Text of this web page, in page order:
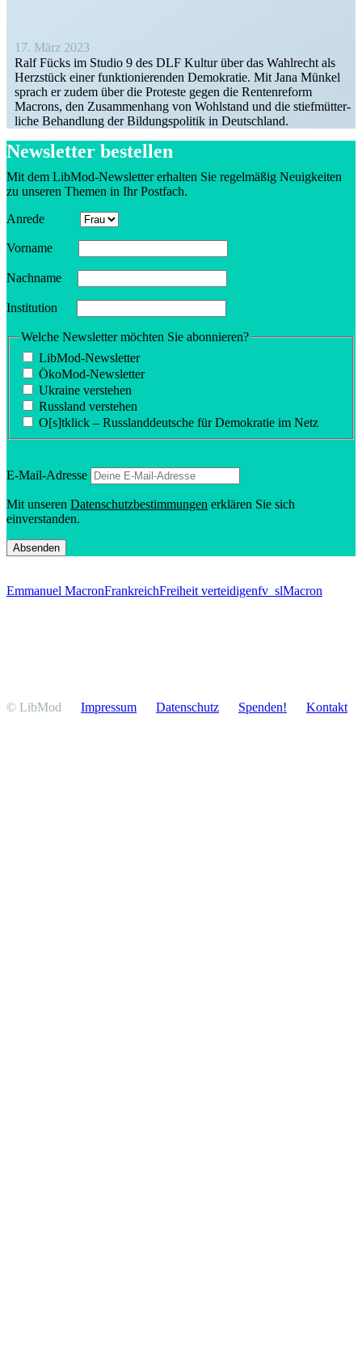
17. März 2023
Ralf Fücks im Studio 9 des DLF Kultur über das Wahlrecht als
Herzstück einer funktio­nie­renden Demokratie. Mit Jana Münkel
sprach er zudem über die Proteste gegen die Renten­reform
Macrons, den Zusam­menhang von Wohlstand und die stief­müt­ter­
liche Behandlung der Bildungs­po­litik in Deutschland.
Newsletter bestellen
Mit dem LibMod-Newsletter erhalten Sie regel­mäßig Neuig­keiten
zu unseren Themen in Ihr Postfach.
Anrede
Vorname
Nachname
Insti­tution
Welche Newsletter möchten Sie abonnieren?
LibMod-Newsletter
ÖkoMod-Newsletter
Ukraine verstehen
Russland verstehen
O[s]tklick – Russland­deutsche für Demokratie im Netz
E‑Mail-Adresse
Mit unseren Daten­schutz­be­stim­mungen erklären Sie sich
einverstanden.
Emmanuel MacronFrankreichFreiheit verteidigenfv_slMacron
© LibMod Impressum Daten­schutz Spenden! Kontakt